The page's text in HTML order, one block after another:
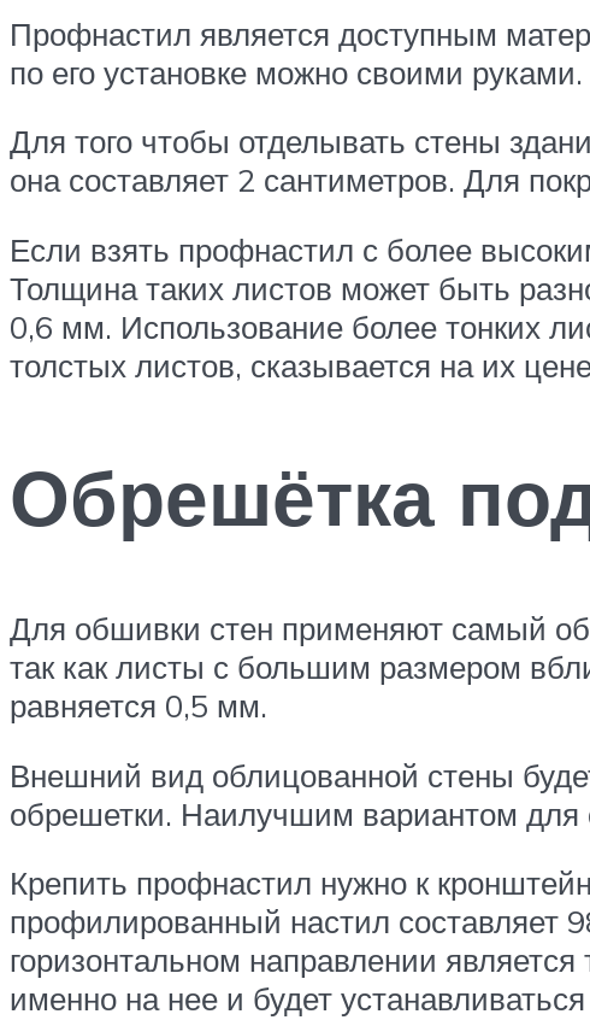
Профнастил является доступным
по его установке можно своими руками.
Для того чтобы отделывать стены
она составляет 2 сантиметров. Для
Если взять профнастил с более
Толщина таких листов может быть
0,6 мм. Использование более тонких
толстых листов, сказывается на их
Обрешётка
Для обшивки стен применяют самый
так как листы с большим размером
равняется 0,5 мм.
Внешний вид облицованной стены
обрешетки. Наилучшим вариантом
Крепить профнастил нужно к
профилированный настил составляет
горизонтальном направлении
именно на нее и будет